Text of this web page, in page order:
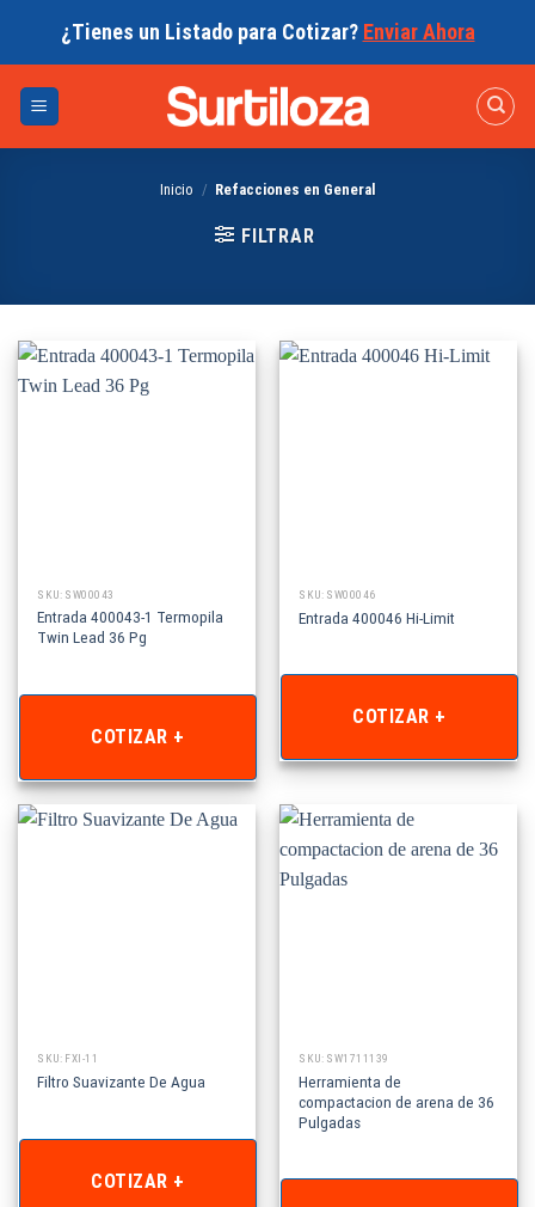
¿Tienes un Listado para Cotizar? Enviar Ahora
Inicio / Refacciones en General
FILTRAR
SKU: SW00043
Entrada 400043-1 Termopila
Twin Lead 36 Pg
COTIZAR +
SKU: SW00046
Entrada 400046 Hi-Limit
COTIZAR +
SKU: FXI-11
Filtro Suavizante De Agua
COTIZAR +
SKU: SW1711139
Herramienta de
compactacion de arena de 36
Pulgadas